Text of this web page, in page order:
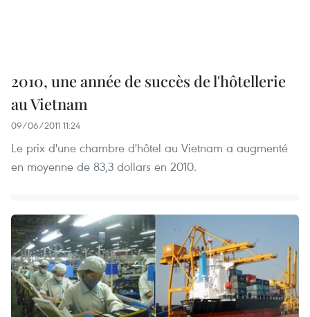
2010, une année de succès de l'hôtellerie
au Vietnam
09/06/2011 11:24
Le prix d'une chambre d'hôtel au Vietnam a augmenté
en moyenne de 83,3 dollars en 2010.